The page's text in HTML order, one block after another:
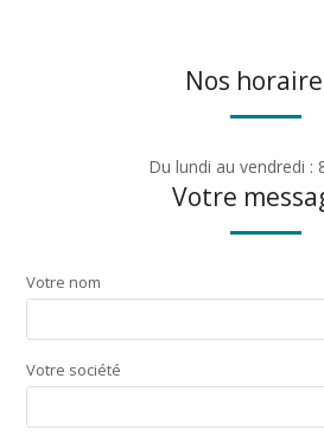
Votre
Votre nom
Votre société
Nos
Du lundi au vendredi :